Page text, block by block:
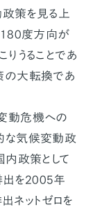
策を見る上
180度方向が
うることであ
の大転換であ
動危機への
な気候変動政
内政策として
出を2005年
ネットゼロを